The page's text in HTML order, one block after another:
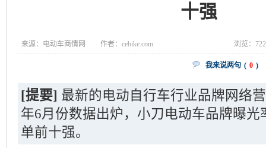
十强
来源：电动车商情网 作者：cebike.com 浏览：
我来说两句 ( 0 )
[提要] 最新的电动自行车行业品牌网络
年6月份数据出炉，小刀电动车品牌曝光
单前十强。